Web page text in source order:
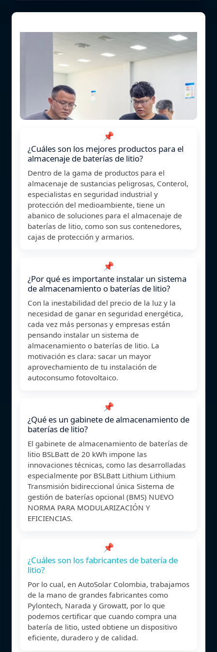
📌
¿Cuáles son los mejores productos para el
almacenaje de baterías de litio?
Dentro de la gama de productos para el
almacenaje de sustancias peligrosas, Conterol,
especialistas en seguridad industrial y
protección del medioambiente, tiene un
abanico de soluciones para el almacenaje de
baterías de litio, como son sus contenedores,
cajas de protección y armarios.
📌
¿Por qué es importante instalar un sistema
de almacenamiento o baterías de litio?
Con la inestabilidad del precio de la luz y la
necesidad de ganar en seguridad energética,
cada vez más personas y empresas están
pensando instalar un sistema de
almacenamiento o baterías de litio. La
motivación es clara: sacar un mayor
aprovechamiento de tu instalación de
autoconsumo fotovoltaico.
📌
¿Qué es un gabinete de almacenamiento de
baterías de litio?
El gabinete de almacenamiento de baterías de
litio BSLBatt de 20 kWh impone las
innovaciones técnicas, como las desarrolladas
especialmente por BSLBatt Lithium Lithium
Transmisión bidireccional única Sistema de
gestión de baterías opcional (BMS) NUEVO
NORMA PARA MODULARIZACIÓN Y
EFICIENCIAS.
📌
¿Cuáles son los fabricantes de batería de
litio?
Por lo cual, en AutoSolar Colombia, trabajamos
de la mano de grandes fabricantes como
Pylontech, Narada y Growatt, por lo que
podemos certificar que cuando compra una
batería de litio, usted obtiene un dispositivo
eficiente, duradero y de calidad.